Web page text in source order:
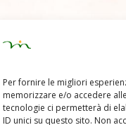
Per fornire le migliori
memorizzare e/o accedere
tecnologie ci permetterà di
ID unici su questo sito. Non